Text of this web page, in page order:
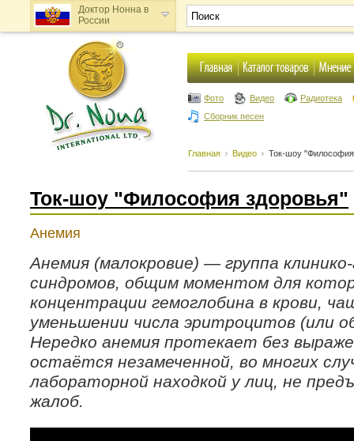
Доктор Нонна в
России
Доктор Нонна в
Украине
Фото Видео
Радиотека
Сборник песен
Главная Видео Ток-шоу "Философия
Ток-шоу "Философия здоровья"
Анемия
Анемия (малокровие) — группа
синдромов, общим моментом для
концентрации гемоглобина в крови,
уменьшении числа эритроцитов (или
Нередко анемия протекает без
остаётся незамеченной, во многих
лабораторной находкой у лиц, не
жалоб.